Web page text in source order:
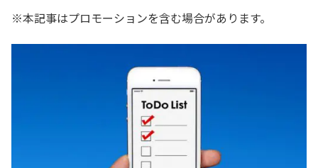
※本記事はプロモーションを含む場合があります。